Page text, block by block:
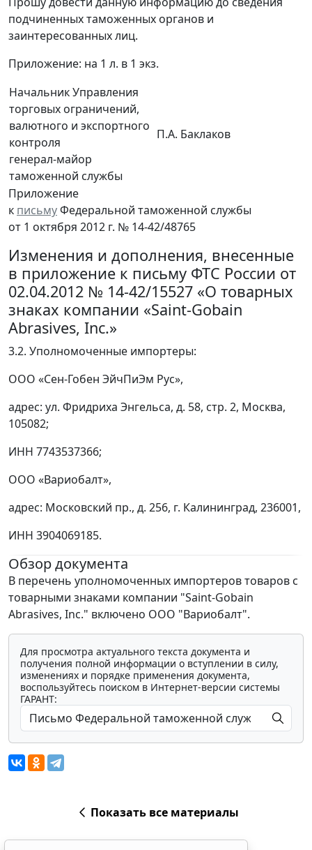
подчиненных таможенных органов и
заинтересованных лиц.
Приложение: на 1 л. в 1 экз.
Начальник Управления
торговых ограничений,
валютного и экспортного
контроля
генерал-майор
таможенной службы
П.А. Баклаков
Приложение
к письмуФедеральной таможенной службы
от 1 октября 2012 г. № 14-42/48765
Изменения и дополнения, внесенные
в приложение к письму ФТС России от
02.04.2012 № 14-42/15527 «О товарных
знаках компании «Saint-Gobain
Abrasives, Inc.»
3.2. Уполномоченные импортеры:
ООО «Сен-Гобен ЭйчПиЭм Рус»,
адрес: ул. Фридриха Энгельса, д. 58, стр. 2, Москва,
105082;
ИНН 7743537366;
ООО «Вариобалт»,
адрес: Московский пр., д. 256, г. Калининград, 236001,
ИНН 3904069185.
Обзор документа
В перечень уполномоченных импортеров товаров с
товарными знаками компании "Saint-Gobain
Abrasives, Inc." включено ООО "Вариобалт".
Для просмотра актуального текста документа и
получения полной информации о вступлении в силу,
изменениях и порядке применения документа,
воспользуйтесь поиском в Интернет-версии системы
ГАРАНТ:
Показать все материалы